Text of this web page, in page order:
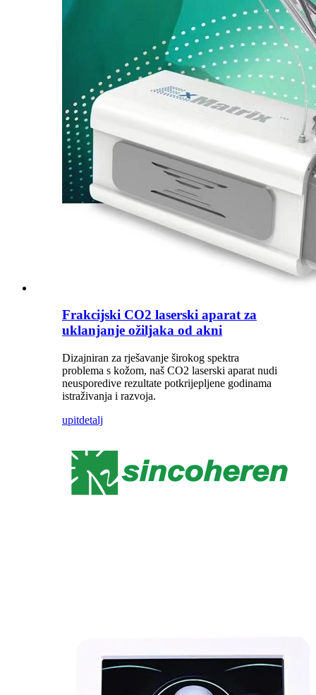
Frakcijski CO2 laserski aparat za
uklanjanje ožiljaka od akni
Dizajniran za rješavanje širokog spektra
problema s kožom, naš CO2 laserski aparat nudi
neusporedive rezultate potkrijepljene godinama
istraživanja i razvoja.
upitdetalj